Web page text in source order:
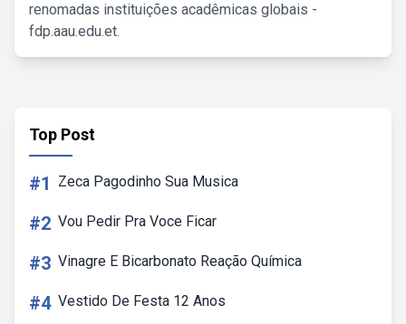
renomadas instituições acadêmicas globais -
fdp.aau.edu.et.
Top Post
#1 Zeca Pagodinho Sua Musica
#2 Vou Pedir Pra Voce Ficar
#3 Vinagre E Bicarbonato Reação Química
#4 Vestido De Festa 12 Anos